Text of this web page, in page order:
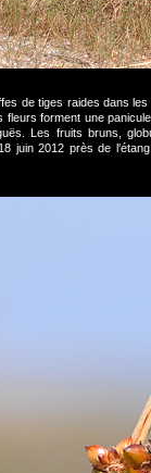
de tiges raides dans
forment une
Les fruits bruns,
juin 2012 près de